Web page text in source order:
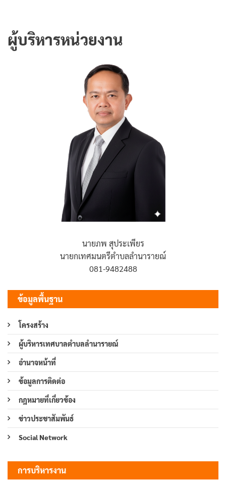
ผู้บริหารหน่วยงาน
นายภพ สุประเพียร
นายกเทศมนตรีตำบลลำนารายณ์
081-9482488
ข้อมูลพื้นฐาน
โครงสร้าง
ผู้บริหารเทศบาลตำบลลำนารายณ์
อำนาจหน้าที่
ข้อมูลการติดต่อ
กฎหมายที่เกี่ยวข้อง
ข่าวประชาสัมพันธ์
Social Network
การบริหารงาน